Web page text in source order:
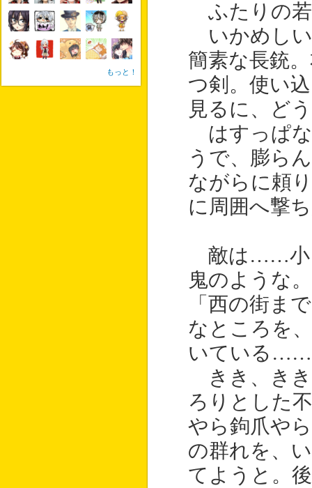
ふたりの若
いかめし
簡素な長銃
つ剣。使い
見るに、ど
はすっぱ
うで、膨ら
ながらに頼
に周囲へ撃
敵は……小
鬼のような。
「西の街ま
なところを、
いている……
きき、きき
ろりとした
やら鉤爪や
の群れを、
てようと。
もっと！